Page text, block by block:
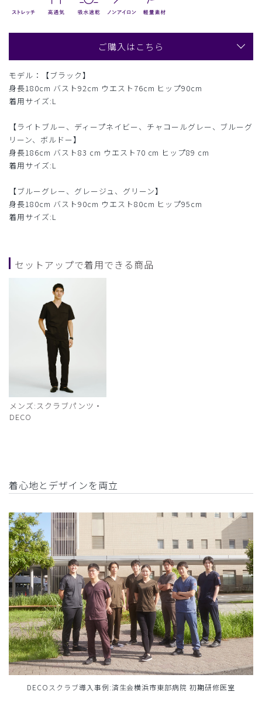
ご購入はこちら
モデル：【ブラック】
身長180cm バスト92cm ウエスト76cm ヒップ90cm
着用サイズ:L
【ライトブルー、ディープネイビー、チャコールグレー、ブルーグ
リーン、ボルドー】
身長186cm バスト83 cm ウエスト70 cm ヒップ89 cm
着用サイズ:L
【ブルーグレー、グレージュ、グリーン】
身長180cm バスト90cm ウエスト80cm ヒップ95cm
着用サイズ:L
セットアップで着用できる商品
メンズ:スクラブパンツ・
DECO
着心地とデザインを両立
DECOスクラブ導入事例:済生会横浜市東部病院 初期研修医室